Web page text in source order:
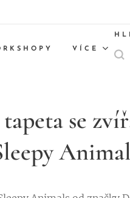
VÍCE
se